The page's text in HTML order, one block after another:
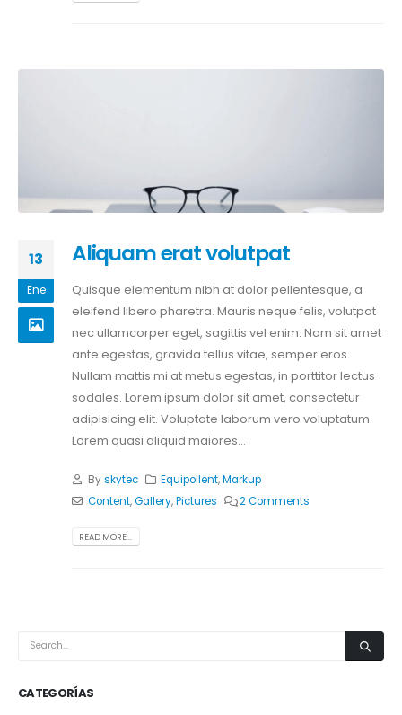
13
Ene
Aliquam erat volutpat
Quisque elementum nibh at dolor pellentesque, a
eleifend libero pharetra. Mauris neque felis, volutpat
nec ullamcorper eget, sagittis vel enim. Nam sit amet
ante egestas, gravida tellus vitae, semper eros.
Nullam mattis mi at metus egestas, in porttitor lectus
sodales. Lorem ipsum dolor sit amet, consectetur
adipisicing elit. Voluptate laborum vero voluptatum.
Lorem quasi aliquid maiores...
Byskytec Equipollent,Markup
Content,Gallery,Pictures 2 Comments
READ MORE...
CATEGORÍAS